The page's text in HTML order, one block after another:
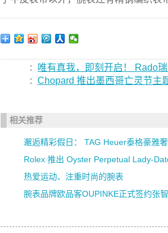
:
唯有真我，即刻开启！ Rado
:
Chopard 推出墨西哥亡灵节主
相关推荐
邂逅精彩假日： TAG Heuer泰格豪雅奢
Rolex 推出 Oyster Perpetual Lady-
热爱运动、注重时尚的腕表
腕表品牌欧品客OUPINKE正式签约张智